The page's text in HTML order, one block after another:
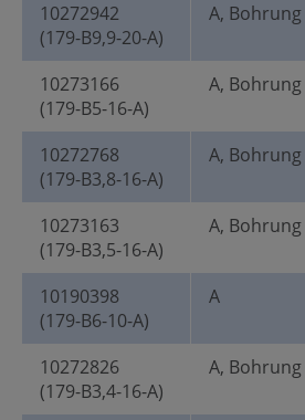
10272942
(179-B9,9-20-A)
A,
10273166
(179-B5-16-A)
A,
10272768
(179-B3,8-16-A)
A,
10273163
(179-B3,5-16-A)
A,
10190398
(179-B6-10-A)
A
10272826
(179-B3,4-16-A)
A,